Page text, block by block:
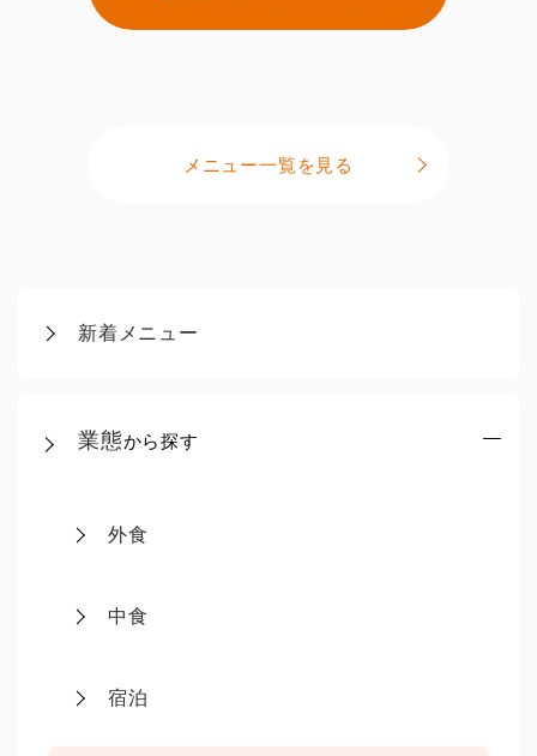
新着メニュー
業態から探す
外食
中食
宿泊
メニュー一覧を見る